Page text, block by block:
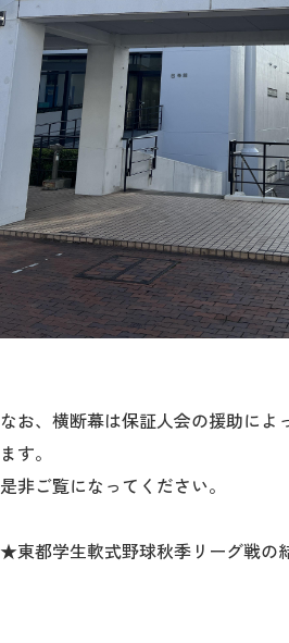
アクセス
キャンパス
案内
お問合わせ 取材・撮影
なお、横断幕は保証人会の援助によ
ます。
是非ご覧になってください。
★東都学生軟式野球秋季リーグ戦の